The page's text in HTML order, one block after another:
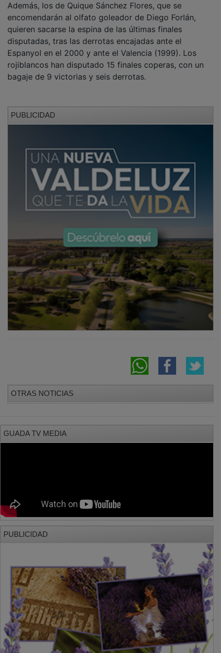
encomendarán al olfato goleador de Diego Forlán,
quieren sacarse la espina de las últimas finales
disputadas, tras las derrotas encajadas ante el
Espanyol en el 2000 y ante el Valencia (1999). Los
rojiblancos han disputado 15 finales coperas, con un
bagaje de 9 victorias y seis derrotas.